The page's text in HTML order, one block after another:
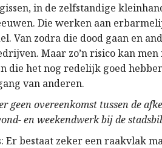
in de zelfstandige
Die werken aan
Van zodra die dood gaan en
Maar zo’n risico kan
die het nog redelijk goed
van anderen.
geen overeenkomst tussen de
en weekendwerk bij de
Er bestaat zeker een raakvlak